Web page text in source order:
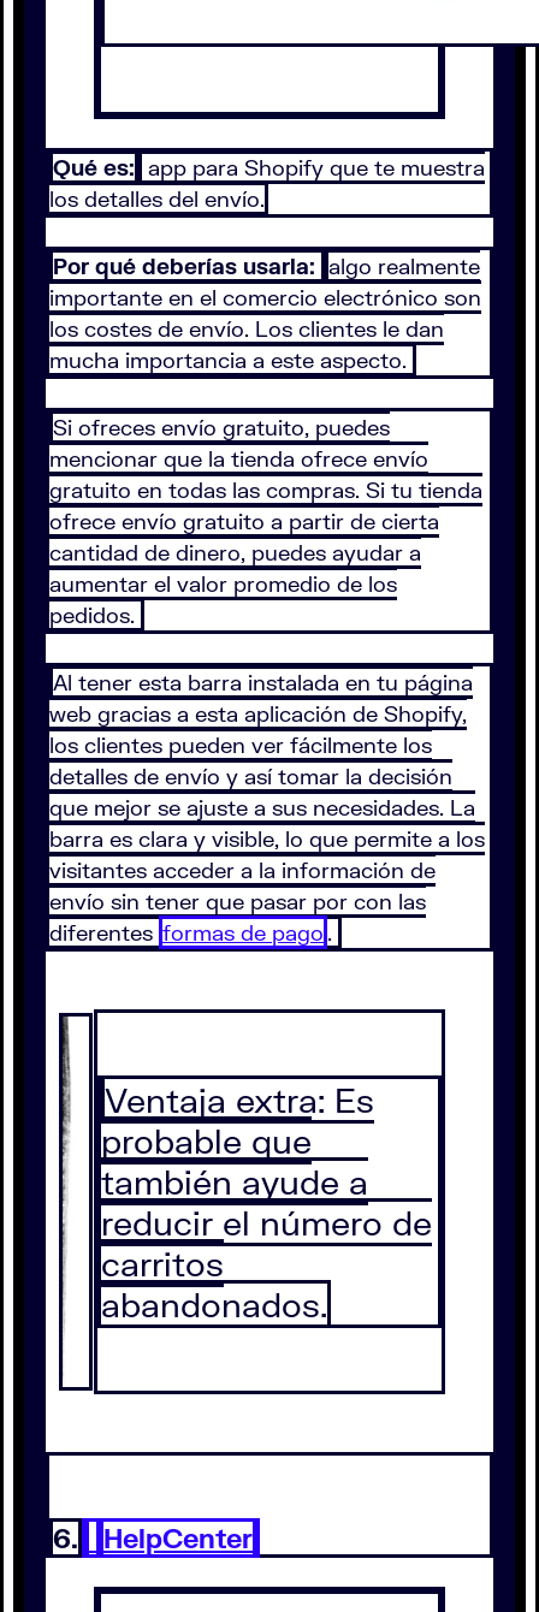
Qué es: app para Shopify que te muestra
los detalles del envío.
Por qué deberías usarla: algo realmente
importante en el comercio electrónico son
los costes de envío. Los clientes le dan
mucha importancia a este aspecto.
Si ofreces envío gratuito, puedes
mencionar que la tienda ofrece envío
gratuito en todas las compras. Si tu tienda
ofrece envío gratuito a partir de cierta
cantidad de dinero, puedes ayudar a
aumentar el valor promedio de los
pedidos.
Al tener esta barra instalada en tu página
web gracias a esta aplicación de Shopify,
los clientes pueden ver fácilmente los
detalles de envío y así tomar la decisión
que mejor se ajuste a sus necesidades. La
barra es clara y visible, lo que permite a los
visitantes acceder a la información de
envío sin tener que pasar por con las
diferentes formas de pago .
Ventaja extra: Es
probable que
también ayude a
reducir el número de
carritos
abandonados.
6. HelpCenter